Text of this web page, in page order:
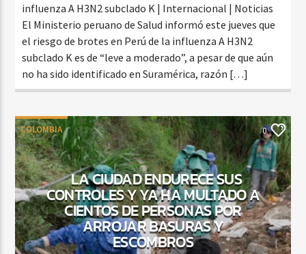
influenza A H3N2 subclado K | Internacional | Noticias
El Ministerio peruano de Salud informó este jueves que
el riesgo de brotes en Perú de la influenza A H3N2
subclado K es de “leve a moderado”, a pesar de que aún
no ha sido identificado en Suramérica, razón […]
COLOMBIA 0
LA CIUDAD ENDURECE SUS
CONTROLES Y YA HA MULTADO A
CIENTOS DE PERSONAS POR
ARROJAR BASURAS Y
ESCOMBROS